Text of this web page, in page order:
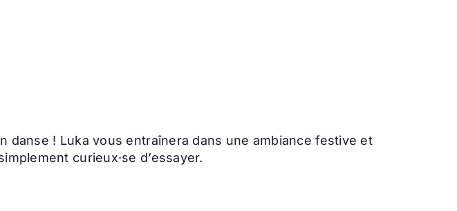
danse ! Luka vous entraînera dans une ambiance festive et
curieux·se d’essayer.